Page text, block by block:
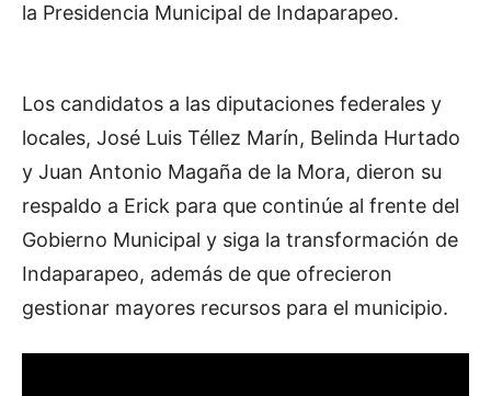
la Presidencia Municipal de Indaparapeo.
Los candidatos a las diputaciones federales y
locales, José Luis Téllez Marín, Belinda Hurtado
y Juan Antonio Magaña de la Mora, dieron su
respaldo a Erick para que continúe al frente del
Gobierno Municipal y siga la transformación de
Indaparapeo, además de que ofrecieron
gestionar mayores recursos para el municipio.